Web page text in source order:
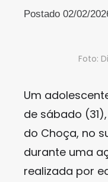
Postado 02/02/
Foto:
Um
de sábado
do Choça, no
durante uma
realizada por